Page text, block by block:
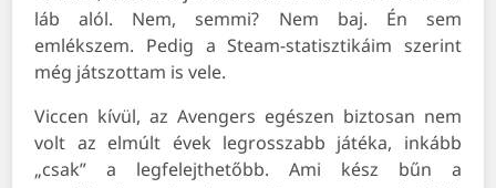
láb alól. Nem, semmi? Nem baj. Én sem
emlékszem. Pedig a Steam-statisztikáim szerint
még játszottam is vele.
Viccen kívül, az Avengers egészen biztosan nem
volt az elmúlt évek legrosszabb játéka, inkább
„csak” a legfelejthetőbb. Ami kész bűn a